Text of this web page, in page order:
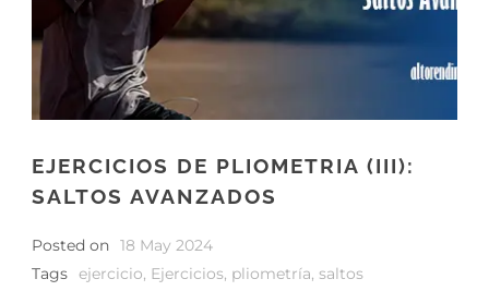
EJERCICIOS DE PLIOMETRIA (III):
SALTOS AVANZADOS
Posted on 18 May 2024
Tags ejercicio, Ejercicios, pliometría, saltos